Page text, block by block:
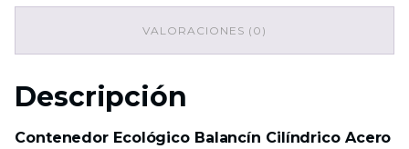
cantidad
VALORACIONES (0)
Descripción
Contenedor Ecológico Balancín Cilíndrico Acero